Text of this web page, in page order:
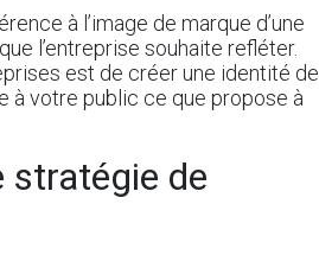
à l’image de marque d’une
l’entreprise souhaite refléter.
est de créer une identité de
à votre public ce que propose à
stratégie de